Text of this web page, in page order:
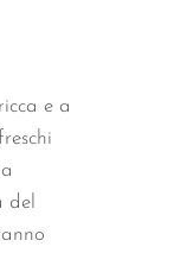
e a
del